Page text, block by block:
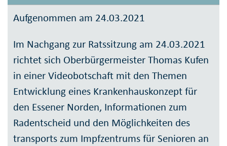
Aufgenommen am 24.03.2021
Im Nachgang zur Ratssitzung am 24.03.2021
richtet sich Oberbürgermeister Thomas Kufen
in einer Videobotschaft mit den Themen
Entwicklung eines Krankenhauskonzept für
den Essener Norden, Informationen zum
Radentscheid und den Möglichkeiten des
transports zum Impfzentrums für Senioren an